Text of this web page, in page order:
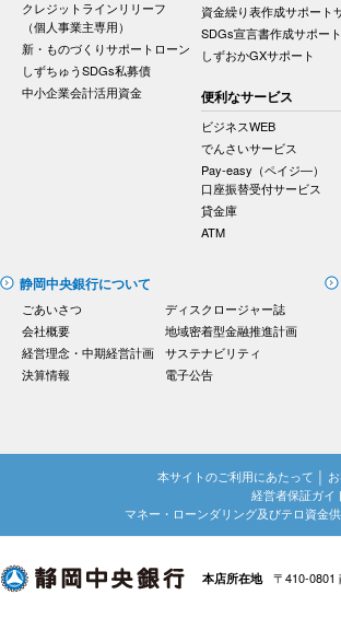
クレジットラインリリーフ
（個人事業主専用）
新・ものづくりサポートローン
しずちゅうSDGs私募債
中小企業会計活用資金
資金繰り表作成サポート
SDGs宣言書作成サポー
しずおかGXサポート
便利なサービス
ビジネスWEB
でんさいサービス
Pay-easy（ペイジ―）
口座振替受付サービス
貸金庫
ATM
静岡中央銀行について
ごあいさつ
会社概要
経営理念・中期経営計画
決算情報
ディスクロージャー誌
地域密着型金融推進計画
サステナビリティ
電子公告
本サイトのご利用にあたって │
経営者保証ガイ
マネー・ローンダリング及びテロ資金
本店所在地 〒410-0801